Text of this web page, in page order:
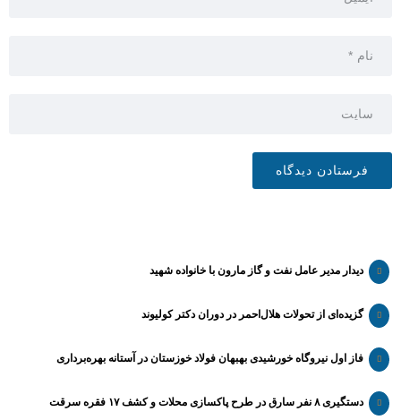
دیدار مدیر عامل نفت و گاز مارون با خانواده شهید
گزیده‌ای از تحولات هلال‌احمر در دوران دکتر کولیوند
فاز اول نیروگاه خورشیدی بهبهان فولاد خوزستان در آستانه بهره‌برداری
دستگیری ۸ نفر سارق در طرح پاکسازی محلات و کشف ۱۷ فقره سرقت